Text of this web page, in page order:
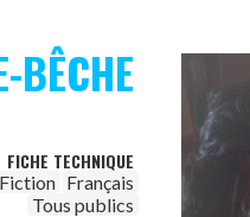
BÊCHE
FICHE TECHNIQUE
Fiction Français
Tous publics